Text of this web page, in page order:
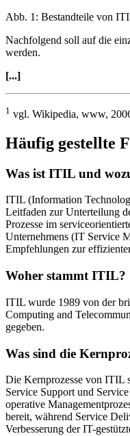
Abb. 1: Bestandteile von
Nachfolgend soll auf die
werden.
[...]
1 vgl. Wikipedia, www,
Häufig gestellte
Was ist ITIL und
ITIL (Information
Leitfaden zur Unterteilung
Prozesse im
Unternehmens (IT Service
Empfehlungen zur
Woher stammt ITIL?
ITIL wurde 1989 von der
Computing and
gegeben.
Was sind die
Die Kernprozesse von ITIL
Service Support und
operative
bereit, während Service
Verbesserung der IT-